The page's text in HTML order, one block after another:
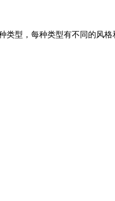
型，每种类型有不同的风格